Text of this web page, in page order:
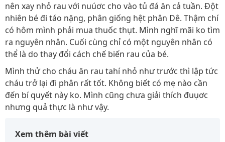
nên xay nhỏ rau với nuúơc cho vào tủ đá ăn cả tuần. Đột
nhiên bé đi táo nặng, phân giống hệt phân Dê. Thậm chí
có hôm mình phải mua thuốc thụt. Mình nghĩ mãi ko tìm
ra nguyên nhân. Cuối cùng chỉ có một nguyên nhân có
thể là do thay đổi cách chế biến rau của bé.
Mình thử cho cháu ăn rau tahí nhỏ như trước thì lập tức
cháu trở lại đi phân rất tốt. Không biết có mẹ nào cần
đến bí quyết này ko. Mình cũng chưa giải thích đuụơc
nhưng quả thực là như vậy.
Xem thêm bài viết